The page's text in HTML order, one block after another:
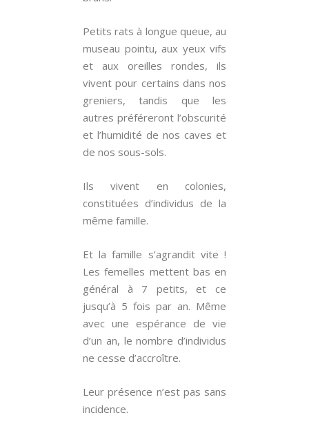
Petits rats à longue queue, au
museau pointu, aux yeux vifs
et aux oreilles rondes, ils
vivent pour certains dans nos
greniers, tandis que les
autres préféreront l’obscurité
et l’humidité de nos caves et
de nos sous-sols.
Ils vivent en colonies,
constituées d’individus de la
même famille.
Et la famille s’agrandit vite !
Les femelles mettent bas en
général à 7 petits, et ce
jusqu’à 5 fois par an. Même
avec une espérance de vie
d’un an, le nombre d’individus
ne cesse d’accroître.
Leur présence n’est pas sans
incidence.